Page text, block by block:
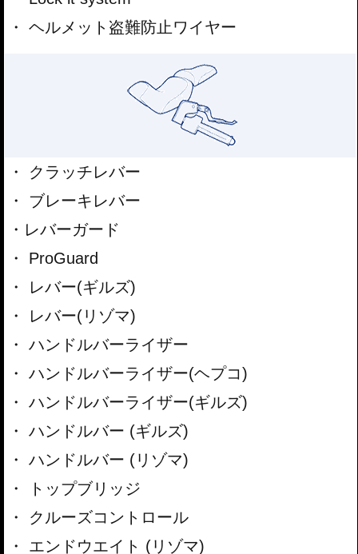
ヘルメット盗難防止ワイヤー
クラッチレバー
ブレーキレバー
レバーガード
ProGuard
レバー(ギルズ)
レバー(リゾマ)
ハンドルバーライザー
ハンドルバーライザー(ヘプコ)
ハンドルバーライザー(ギルズ)
ハンドルバー (ギルズ)
ハンドルバー (リゾマ)
トップブリッジ
クルーズコントロール
エンドウエイト (リゾマ)